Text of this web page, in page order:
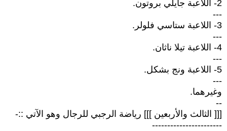
2- اللاعبة جايلي بروتون.
---
3- اللاعبة ستاسي فلولر.
---
4- اللاعبة تيلا ناثان.
---
5- اللاعبة ونج بشكل.
---
وغيرهما.
--
[[[ الثالث والأربعين ]]] رياضة الرجبي للرجال وهو الآتي ::-
-----------------------